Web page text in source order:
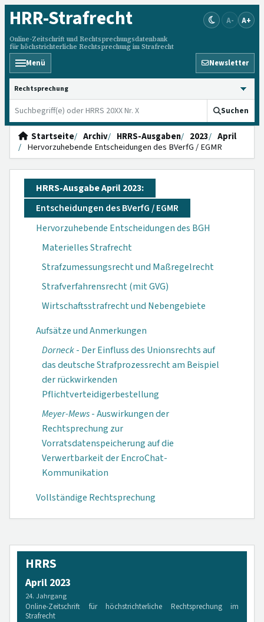
HRR-Strafrecht
Online-Zeitschrift und Rechtsprechungsdatenbank
für höchstrichterliche Rechtsprechung im Strafrecht
A- A+
Menü Newsletter
HRRS durchsuchen
Suchen
Startseite Archiv HRRS-Ausgaben 2023
April
Hervorzuhebende Entscheidungen des BVerfG / EGMR
HRRS-Ausgabe April 2023:
Entscheidungen des BVerfG / EGMR
Hervorzuhebende Entscheidungen des BGH
Materielles Strafrecht
Strafzumessungsrecht und Maßregelrecht
Strafverfahrensrecht (mit GVG)
Wirtschaftsstrafrecht und Nebengebiete
Aufsätze und Anmerkungen
Dorneck- Der Einfluss des Unionsrechts auf
das deutsche Strafprozessrecht am Beispiel
der rückwirkenden
Pflichtverteidigerbestellung
Meyer-Mews- Auswirkungen der
Rechtsprechung zur
Vorratsdatenspeicherung auf die
Verwertbarkeit der EncroChat-
Kommunikation
Vollständige Rechtsprechung
HRRS
April 2023
24. Jahrgang
Online-Zeitschrift für höchstrichterliche Rechtsprechung im
Strafrecht